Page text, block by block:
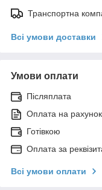
Транспортна
Всі умови доставки
Умови оплати
Післяплата
Оплата на рахунок
Готівкою
Оплата за
Всі умови оплати